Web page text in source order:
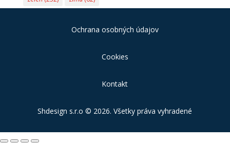
Ochrana osobných údajov
Cookies
Kontakt
Shdesign s.r.o © 2026. Všetky práva vyhradené